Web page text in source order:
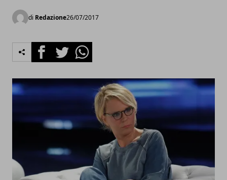
di Redazione26/07/2017
FacebookTwitterWhatsapp